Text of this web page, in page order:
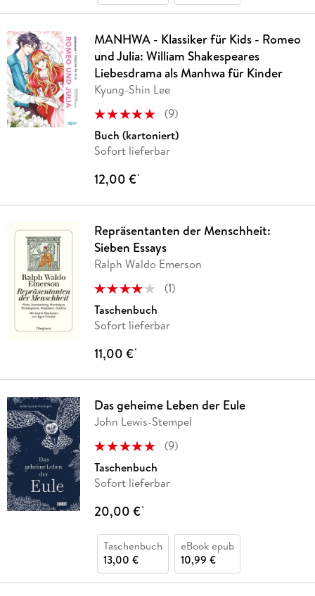
MANHWA - Klassiker für Kids - Romeo
und Julia: William Shakespeares
Liebesdrama als Manhwa für Kinder
Kyung-Shin Lee
(9)
Buch (kartoniert)
Sofort lieferbar
12,00 €*
Repräsentanten der Menschheit:
Sieben Essays
Ralph Waldo Emerson
(1)
Taschenbuch
Sofort lieferbar
11,00 €*
Das geheime Leben der Eule
John Lewis-Stempel
(9)
Taschenbuch
Sofort lieferbar
20,00 €*
Taschenbuch
13,00 €
eBook epub
10,99 €